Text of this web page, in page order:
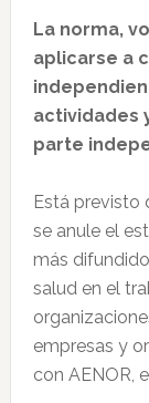
La norma,
aplicarse a
actividades
parte
Está previsto
se anule el
más
salud en el
empresas y
con AENOR,